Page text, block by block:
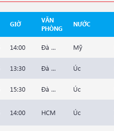
GIỜ
VĂN
PHÒNG
NƯỚC
14:00 Đà ... Mỹ
13:30 Đà ... Úc
15:30 Đà ... Úc
14:00 HCM Úc